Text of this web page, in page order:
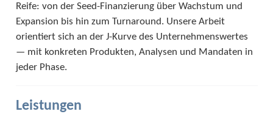
Reife: von der Seed-Finanzierung über Wachstum und
Expansion bis hin zum Turnaround. Unsere Arbeit
orientiert sich an der J-Kurve des Unternehmenswertes
— mit konkreten Produkten, Analysen und Mandaten in
jeder Phase.
Leistungen